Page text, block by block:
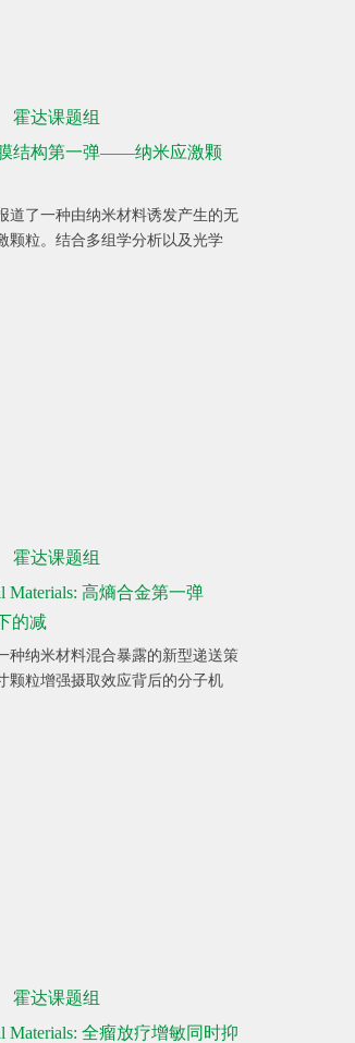
结构第一弹——纳米应激颗
道了一种由纳米材料诱发产生的无
颗粒。结合多组学分析以及光学
Materials: 高熵合金第一弹
的减
种纳米材料混合暴露的新型递送策
颗粒增强摄取效应背后的分子机
Materials: 全瘤放疗增敏同时抑